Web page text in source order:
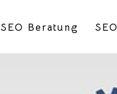
SEO Beratung SEO